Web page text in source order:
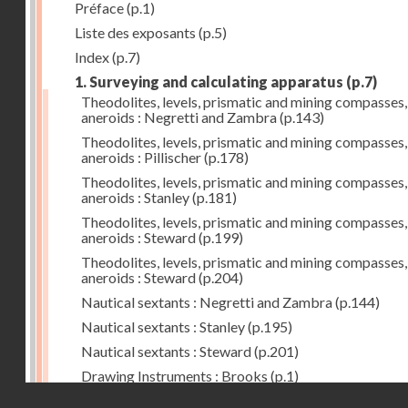
Préface(p.1)
Liste des exposants (p.5)
Index(p.7)
1. Surveying and calculating apparatus (p.7)
Theodolites, levels, prismatic and mining compasses,
aneroids : Negretti and Zambra(p.143)
Theodolites, levels, prismatic and mining compasses,
aneroids : Pillischer(p.178)
Theodolites, levels, prismatic and mining compasses,
aneroids : Stanley(p.181)
Theodolites, levels, prismatic and mining compasses,
aneroids : Steward(p.199)
Theodolites, levels, prismatic and mining compasses,
aneroids : Steward(p.204)
Nautical sextants : Negretti and Zambra(p.144)
Nautical sextants : Stanley(p.195)
Nautical sextants : Steward(p.201)
Drawing Instruments : Brooks (p.1)